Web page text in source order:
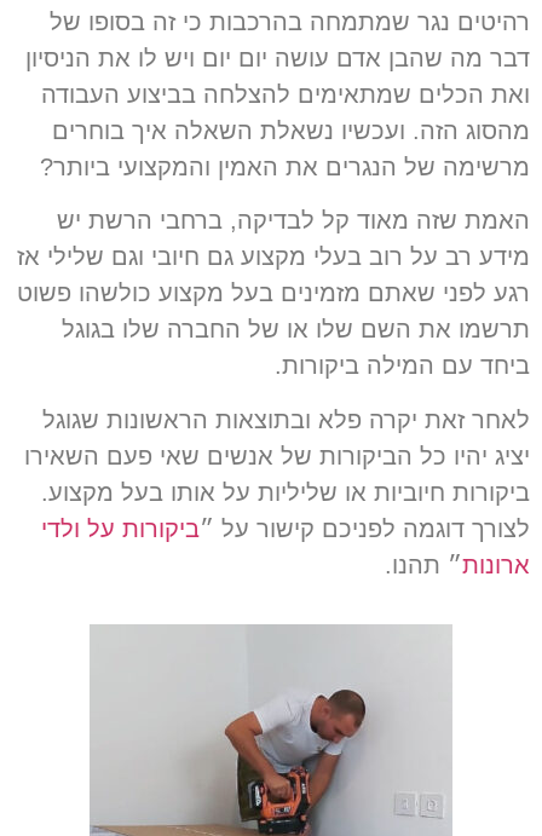
רהיטים נגר שמתמחה בהרכבות כי זה בסופו של
דבר מה שהבן אדם עושה יום יום ויש לו את הניסיון
ואת הכלים שמתאימים להצלחה בביצוע העבודה
מהסוג הזה. ועכשיו נשאלת השאלה איך בוחרים
מרשימה של הנגרים את האמין והמקצועי ביותר?
האמת שזה מאוד קל לבדיקה, ברחבי הרשת יש
מידע רב על רוב בעלי מקצוע גם חיובי וגם שלילי אז
רגע לפני שאתם מזמינים בעל מקצוע כולשהו פשוט
תרשמו את השם שלו או של החברה שלו בגוגל
ביחד עם המילה ביקורות.
לאחר זאת יקרה פלא ובתוצאות הראשונות שגוגל
יציג יהיו כל הביקורות של אנשים שאי פעם השאירו
ביקורות חיוביות או שליליות על אותו בעל מקצוע.
לצורך דוגמה לפניכם קישור על ״ביקורות על ולדי
ארונות״ תהנו.